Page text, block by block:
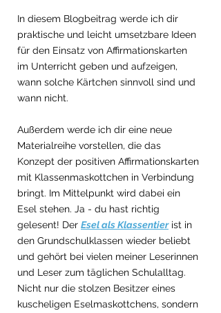
In diesem Blogbeitrag werde ich dir
praktische und leicht umsetzbare Ideen
für den Einsatz von Affirmationskarten
im Unterricht geben und aufzeigen,
wann solche Kärtchen sinnvoll sind und
wann nicht.
Außerdem werde ich dir eine neue
Materialreihe vorstellen, die das
Konzept der positiven Affirmationskarten
mit Klassenmaskottchen in Verbindung
bringt. Im Mittelpunkt wird dabei ein
Esel stehen. Ja - du hast richtig
gelesent! Der Esel als Klassentier ist in
den Grundschulklassen wieder beliebt
und gehört bei vielen meiner Leserinnen
und Leser zum täglichen Schulalltag.
Nicht nur die stolzen Besitzer eines
kuscheligen Eselmaskottchens, sondern